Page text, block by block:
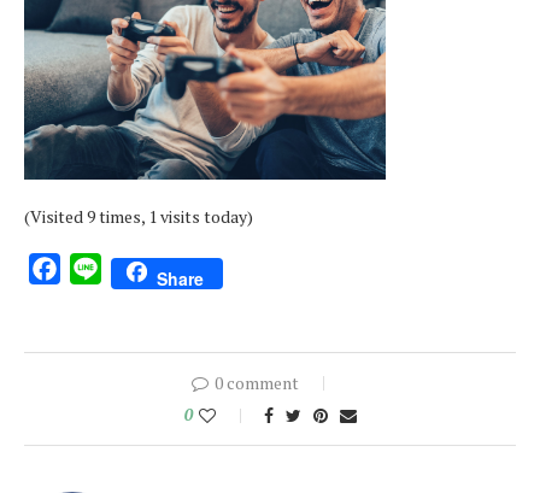
(Visited 9 times, 1 visits today)
Facebook
Line Share
0 comment
0